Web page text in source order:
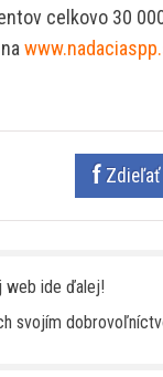
celkovo 30
Zdieľať
web ide ďalej!
svojím